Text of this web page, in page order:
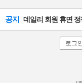
공지 데일리 회원 휴면 정
로그인